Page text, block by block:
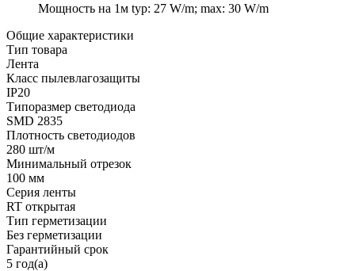
Мощность на 1м typ: 27 W/m; max: 30 W/m
Общие характеристики
Тип товара
Лента
Класс пылевлагозащиты
IP20
Типоразмер светодиода
SMD 2835
Плотность светодиодов
280 шт/м
Минимальный отрезок
100 мм
Серия ленты
RT открытая
Тип герметизации
Без герметизации
Гарантийный срок
5 год(а)